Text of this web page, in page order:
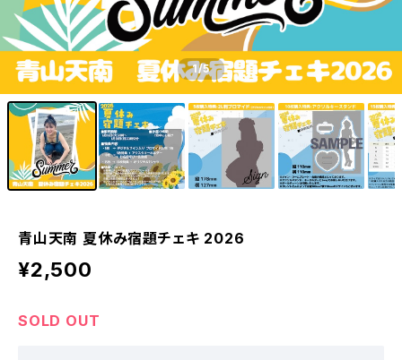
1/5
青山天南 夏休み宿題チェキ 2026
¥2,500
SOLD OUT